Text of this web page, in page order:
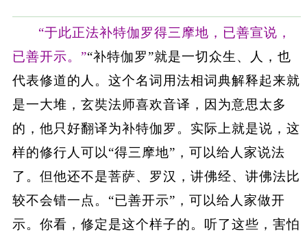
“于此正法补特伽罗得三摩地，已善宣说，
已善开示。”“补特伽罗”就是一切众生、人，也
代表修道的人。这个名词用法相词典解释起来就
是一大堆，玄奘法师喜欢音译，因为意思太多
的，他只好翻译为补特伽罗。实际上就是说，这
样的修行人可以“得三摩地”，可以给人家说法
了。但他还不是菩萨、罗汉，讲佛经、讲佛法比
较不会错一点。“已善开示”，可以给人家做开
示。你看，修定是这个样子的。听了这些，害怕